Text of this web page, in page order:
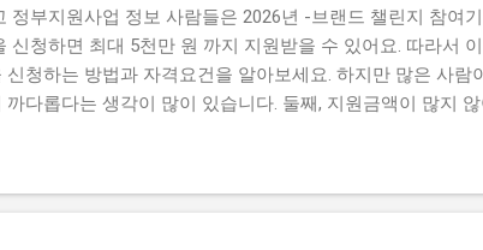
정부지원사업 정보 사람들은 2026년 -브랜드 챌린지 참여
신청하면 최대 5천만 원 까지 지원받을 수 있어요. 따라서
신청하는 방법과 자격요건을 알아보세요. 하지만 많은 사
까다롭다는 생각이 많이 있습니다. 둘째, 지원금액이 많지
과 실제 혜택에 대해서도 자세히 설명하겠습니다. 따라서
신청하여 소상공인 지원금 을 받으세요. 📋 목차 이 사업,